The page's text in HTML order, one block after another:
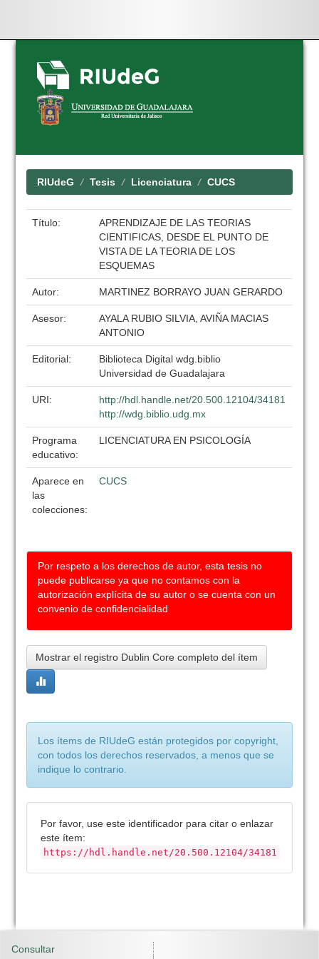
Skip
navigation
RIUdeG Tesis Licenciatura CUCS
Título:
APRENDIZAJE DE LAS TEORIAS
CIENTIFICAS, DESDE EL PUNTO DE
VISTA DE LA TEORIA DE LOS
ESQUEMAS
Autor: MARTINEZ BORRAYO JUAN GERARDO
Asesor:
AYALA RUBIO SILVIA, AVIÑA MACIAS
ANTONIO
Editorial:
Biblioteca Digital wdg.biblio
Universidad de Guadalajara
URI:
http://hdl.handle.net/20.500.12104/34181
http://wdg.biblio.udg.mx
Programa
educativo:
LICENCIATURA EN PSICOLOGÍA
Aparece en
las
colecciones:
CUCS
Por respeto a los derechos de autor, esta tesis no
puede publicarse ya que no contamos con la
autorización explícita de su autor o se cuenta con un
convenio de confidencialidad
Mostrar el registro Dublin Core completo del ítem
Los ítems de RIUdeG están protegidos por copyright,
con todos los derechos reservados, a menos que se
indique lo contrario.
Por favor, use este identificador para citar o enlazar
este ítem:
https://hdl.handle.net/20.500.12104/34181
Consultar